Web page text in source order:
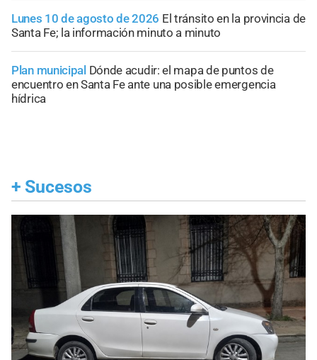
Lunes 10 de agosto de 2026 El tránsito en la provincia de
Santa Fe; la información minuto a minuto
Plan municipal Dónde acudir: el mapa de puntos de
encuentro en Santa Fe ante una posible emergencia
hídrica
+ Sucesos